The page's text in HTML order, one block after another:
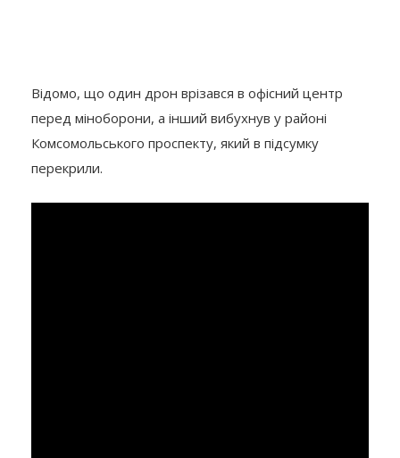
Відомо, що один дрон врізався в офісний центр
перед міноборони, а інший вибухнув у районі
Комсомольського проспекту, який в підсумку
перекрили.